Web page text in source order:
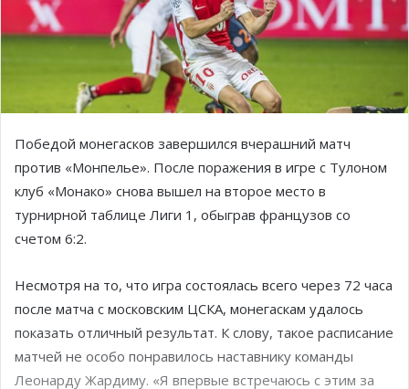
Победой монегасков завершился вчерашний матч
против «Монпелье». После поражения в игре с Тулоном
клуб «Монако» снова вышел на второе место в
турнирной таблице Лиги 1, обыграв французов со
счетом 6:2.
Несмотря на то, что игра состоялась всего через 72 часа
после матча с московским ЦСКА, монегаскам удалось
показать отличный результат. К слову, такое расписание
матчей не особо понравилось наставнику команды
Леонарду Жардиму. «Я впервые встречаюсь с этим за